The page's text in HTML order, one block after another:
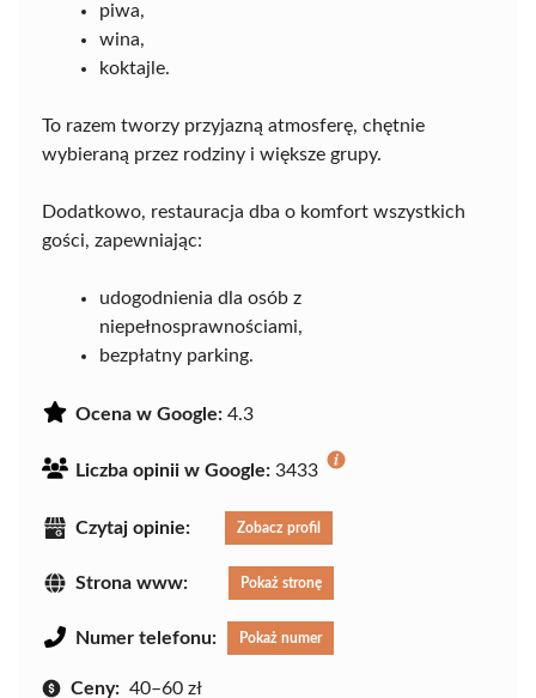
piwa,
wina,
koktajle.
To razem tworzy przyjazną atmosferę, chętnie
wybieraną przez rodziny i większe grupy.
Dodatkowo, restauracja dba o komfort wszystkich
gości, zapewniając:
udogodnienia dla osób z
niepełnosprawnościami,
bezpłatny parking.
Ocena w Google: 4.3
Liczba opinii w Google: 3433
Czytaj opinie: Zobacz profil
Strona www: Pokaż stronę
Numer telefonu: Pokaż numer
Ceny: 40–60 zł